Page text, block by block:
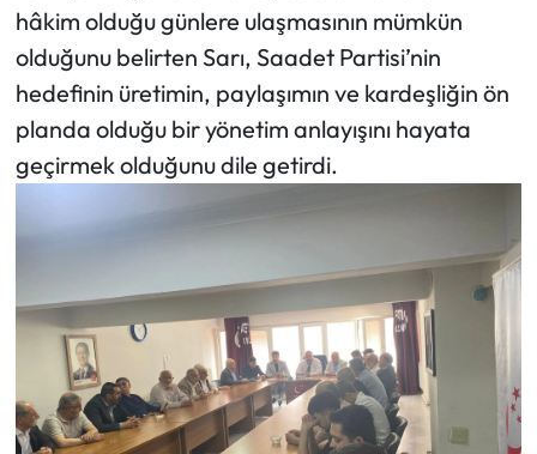
hâkim olduğu günlere ulaşmasının mümkün
olduğunu belirten Sarı, Saadet Partisi’nin
hedefinin üretimin, paylaşımın ve kardeşliğin ön
planda olduğu bir yönetim anlayışını hayata
geçirmek olduğunu dile getirdi.